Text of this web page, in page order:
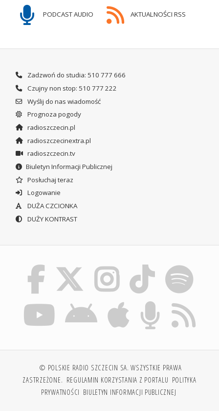
PODCAST AUDIO AKTUALNOŚCI RSS
Zadzwoń do studia: 510 777 666
Czujny non stop: 510 777 222
Wyślij do nas wiadomość
Prognoza pogody
radioszczecin.pl
radioszczecinextra.pl
radioszczecin.tv
Biuletyn Informacji Publicznej
Posłuchaj teraz
Logowanie
DUŻA CZCIONKA
DUŻY KONTRAST
© POLSKIE RADIO SZCZECIN SA. WSZYSTKIE PRAWA
ZASTRZEŻONE. REGULAMIN KORZYSTANIA Z PORTALU POLITYKA
PRYWATNOŚCI BIULETYN INFORMACJI PUBLICZNEJ